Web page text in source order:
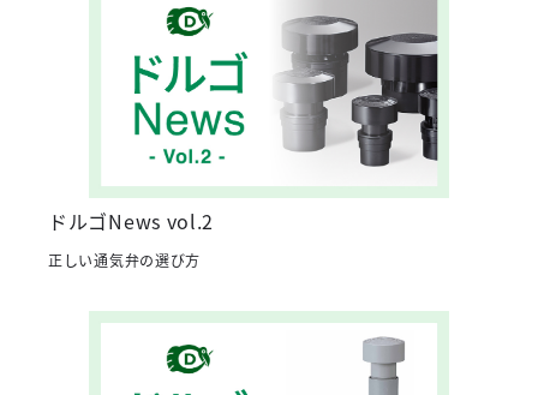
ドルゴNews vol.2
正しい通気弁の選び方